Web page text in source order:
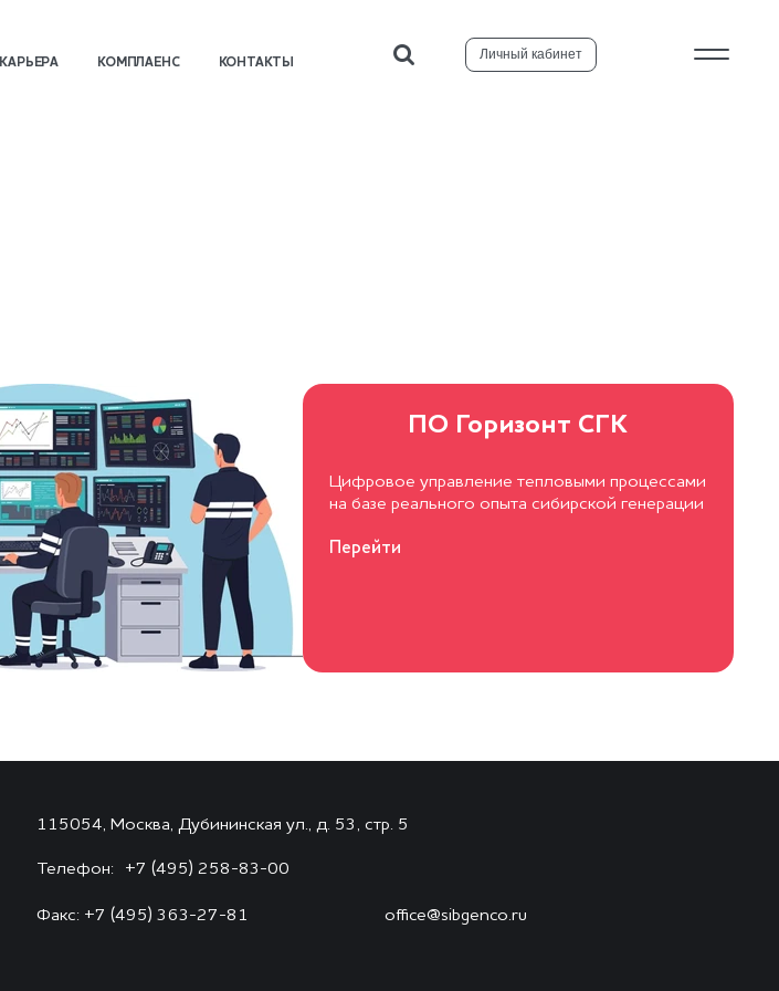
КАРЬЕРА КОМПЛАЕНС КОНТАКТЫ
Личный кабинет
ПО Горизонт СГК
Цифровое управление тепловыми процессами
на базе реального опыта сибирской генерации
Перейти
115054, Москва, Дубининская ул., д. 53, стр. 5
Телефон: +7 (495) 258-83-00
Факс: +7 (495) 363-27-81 office@sibgenco.ru